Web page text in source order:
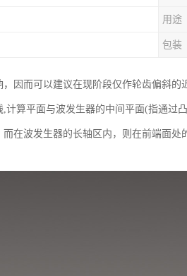
用途
包装
因而可以建议在现阶段仅作轮齿偏斜
,计算平面与波发生器的中间平面(指通
在波发生器的长轴区内，则在前端面